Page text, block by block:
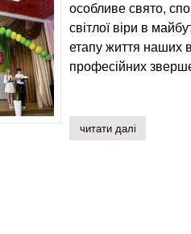
особливе свято,
світлої віри в
етапу життя наших
професійних
читати далі